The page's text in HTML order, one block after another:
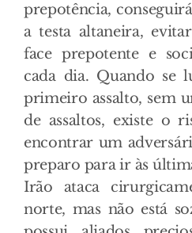
prepotência,
a testa altaneira,
face prepotente e
cada dia. Quando se
primeiro assalto, sem
de assaltos, existe o
encontrar um
preparo para ir às
Irão ataca
norte, mas não está